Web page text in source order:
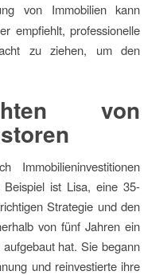
von Immobilien kann
empfiehlt, professionelle
zu ziehen, um den
von
Immobilieninvestitionen
Beispiel ist Lisa, eine 35-
Strategie und den
von fünf Jahren ein
hat. Sie begann
und reinvestierte ihre